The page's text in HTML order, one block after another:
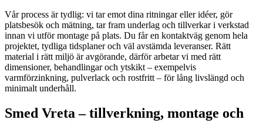
Vår process är tydlig: vi tar emot dina ritningar eller idéer, gör
platsbesök och mätning, tar fram underlag och tillverkar i verkstad
innan vi utför montage på plats. Du får en kontaktväg genom hela
projektet, tydliga tidsplaner och väl avstämda leveranser. Rätt
material i rätt miljö är avgörande, därför arbetar vi med rätt
dimensioner, behandlingar och ytskikt – exempelvis
varmförzinkning, pulverlack och rostfritt – för lång livslängd och
minimalt underhåll.
Smed Vreta – tillverkning, montage och